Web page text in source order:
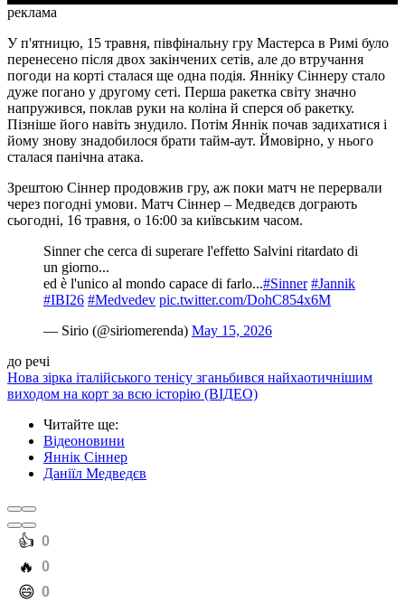
реклама
У п'ятницю, 15 травня, півфінальну гру Мастерса в Римі було
перенесено після двох закінчених сетів, але до втручання
погоди на корті сталася ще одна подія. Янніку Сіннеру стало
дуже погано у другому сеті. Перша ракетка світу значно
напружився, поклав руки на коліна й сперся об ракетку.
Пізніше його навіть знудило. Потім Яннік почав задихатися і
йому знову знадобилося брати тайм-аут. Ймовірно, у нього
сталася панічна атака.
Зрештою Сіннер продовжив гру, аж поки матч не перервали
через погодні умови. Матч Сіннер – Медведєв дограють
сьогодні, 16 травня, о 16:00 за київським часом.
Sinner che cerca di superare l'effetto Salvini ritardato di
un giorno...
ed è l'unico al mondo capace di farlo...#Sinner #Jannik
#IBI26 #Medvedev pic.twitter.com/DohC854x6M
— Sirio (@siriomerenda) May 15, 2026
до речі
Нова зірка італійського тенісу зганьбився найхаотичнішим
виходом на корт за всю історію (ВІДЕО)
Читайте ще:
Відеоновини
Яннік Сіннер
Даніїл Медведєв
️👍 0
️🔥 0
️😄 0